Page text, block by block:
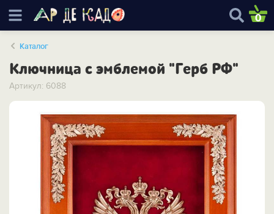
0
Каталог
Ключница с эмблемой "Герб РФ"
Артикул: 6088